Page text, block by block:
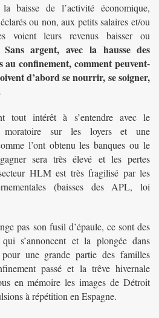
baisse de l’activité économique,
ou non, aux petits salaires et/ou
voient leurs revenus baisser ou
Sans argent, avec la hausse des
au confinement, comment peuvent-
d’abord se nourrir, se soigner,
tout intérêt à s’entendre avec le
moratoire sur les loyers et une
l’ont obtenu les banques ou le
sera très élevé et les pertes
HLM est très fragilisé par les
(baisses des APL, loi
pas son fusil d’épaule, ce sont des
s’annoncent et la plongée dans
pour une grande partie des familles
passé et la trêve hivernale
en mémoire les images de Détroit
à répétition en Espagne.